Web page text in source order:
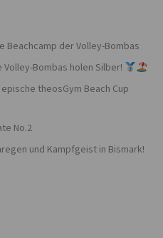
Beachcamp der Volley-Bombas
Bombas holen Silber!
theosGym Beach Cup
No.2
und Kampfgeist in Bismark!